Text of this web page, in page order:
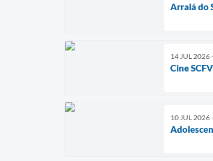
Arraiá do
14 JUL 2026
Cine
10 JUL 2026